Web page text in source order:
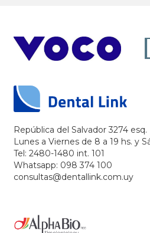
República del Salvador 3274 esq.
Lunes a Viernes de 8 a 19 hs. y
Tel: 2480-1480 int. 101
Whatsapp: 098 374 100
consultas@dentallink.com.uy